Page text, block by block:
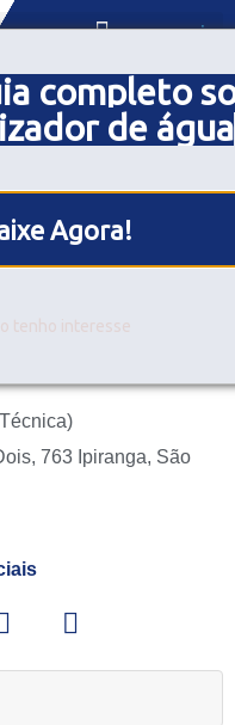
completo
de água
Agora!
tenho interesse
763 Ipiranga, São